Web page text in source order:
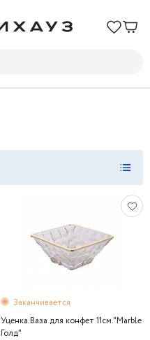
Заканчивается
Уценка.Ваза для конфет 11см."Marble
Голд"